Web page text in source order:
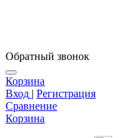
Обратный звонок
Корзина
Вход | Регистрация
Сравнение
Корзина